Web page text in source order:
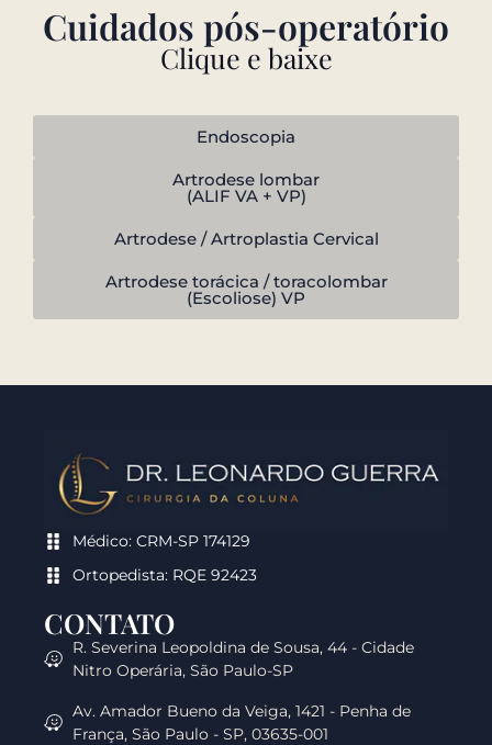
Cuidados pós-operatório
Clique e baixe
Endoscopia
Artrodese lombar
(ALIF VA + VP)
Artrodese / Artroplastia Cervical
Artrodese torácica / toracolombar
(Escoliose) VP
Médico: CRM-SP 174129
Ortopedista: RQE 92423
CONTATO
R. Severina Leopoldina de Sousa, 44 - Cidade
Nitro Operária, São Paulo-SP
Av. Amador Bueno da Veiga, 1421 - Penha de
França, São Paulo - SP, 03635-001